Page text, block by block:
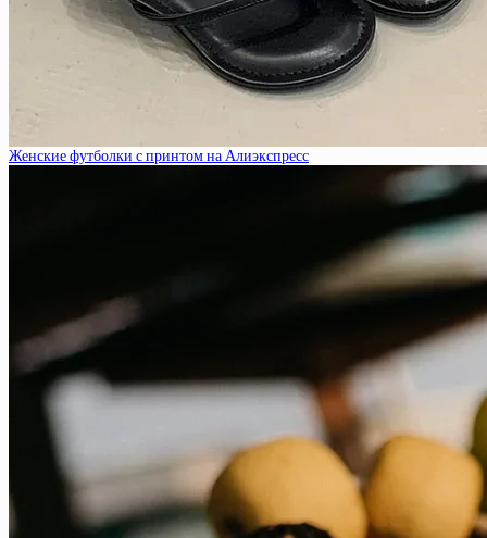
Женские футболки с принтом на Алиэкспресс